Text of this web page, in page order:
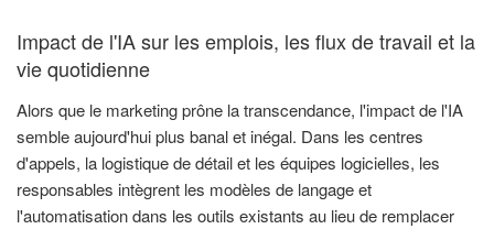
Impact de l'IA sur les emplois, les flux de travail et la
vie quotidienne
Alors que le marketing prône la transcendance, l'impact de l'IA
semble aujourd'hui plus banal et inégal. Dans les centres
d'appels, la logistique de détail et les équipes logicielles, les
responsables intègrent les modèles de langage et
l'automatisation dans les outils existants au lieu de remplacer